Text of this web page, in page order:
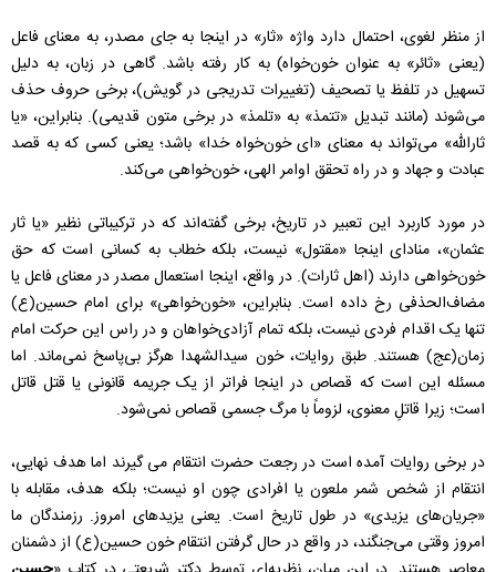
از منظر لغوی، احتمال دارد واژه «ثار» در اینجا به جای مصدر، به معنای فاعل
(یعنی «ثائر» به عنوان خون‌خواه) به کار رفته باشد. گاهی در زبان، به دلیل
تسهیل در تلفظ یا تصحیف (تغییرات تدریجی در گویش)، برخی حروف حذف
می‌شوند (مانند تبدیل «تتمذ» به «تلمذ» در برخی متون قدیمی). بنابراین، «یا
ثارالله» می‌تواند به معنای «ای خون‌خواه خدا» باشد؛ یعنی کسی که به قصد
عبادت و جهاد و در راه تحقق اوامر الهی، خون‌خواهی می‌کند.
در مورد کاربرد این تعبیر در تاریخ، برخی گفته‌اند که در ترکیباتی نظیر «یا ثار
عثمان»، منادای اینجا «مقتول» نیست، بلکه خطاب به کسانی است که حق
خون‌خواهی دارند (اهل ثارات). در واقع، اینجا استعمال مصدر در معنای فاعل یا
مضاف‌الحذفی رخ داده است. بنابراین، «خون‌خواهی» برای امام حسین(ع)
تنها یک اقدام فردی نیست، بلکه تمام آزادی‌خواهان و در راس این حرکت امام
زمان(عج) هستند. طبق روایات، خون سیدالشهدا هرگز بی‌پاسخ نمی‌ماند. اما
مسئله این است که قصاص در اینجا فراتر از یک جریمه قانونی یا قتل قاتل
است؛ زیرا قاتلِ معنوی، لزوماً با مرگ جسمی قصاص نمی‌شود.
در برخی روایات آمده است در رجعت حضرت انتقام می گیرند اما هدف نهایی،
انتقام از شخص شمر ملعون یا افرادی چون او نیست؛ بلکه هدف، مقابله با
«جریان‌های یزیدی» در طول تاریخ است. یعنی یزیدهای امروز. رزمندگان ما
امروز وقتی می‌جنگند، در واقع در حال گرفتن انتقام خون حسین(ع) از دشمنان